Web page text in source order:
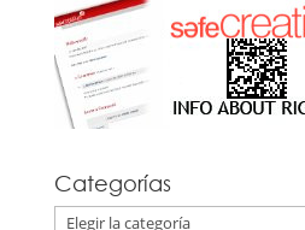
Categorías
Categorías